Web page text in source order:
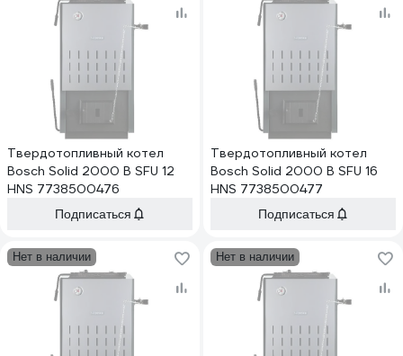
Твердотопливный котел
Bosch Solid 2000 B SFU 12
HNS 7738500476
Подписаться
Твердотопливный котел
Bosch Solid 2000 B SFU 16
HNS 7738500477
Подписаться
Нет в наличии Нет в наличии